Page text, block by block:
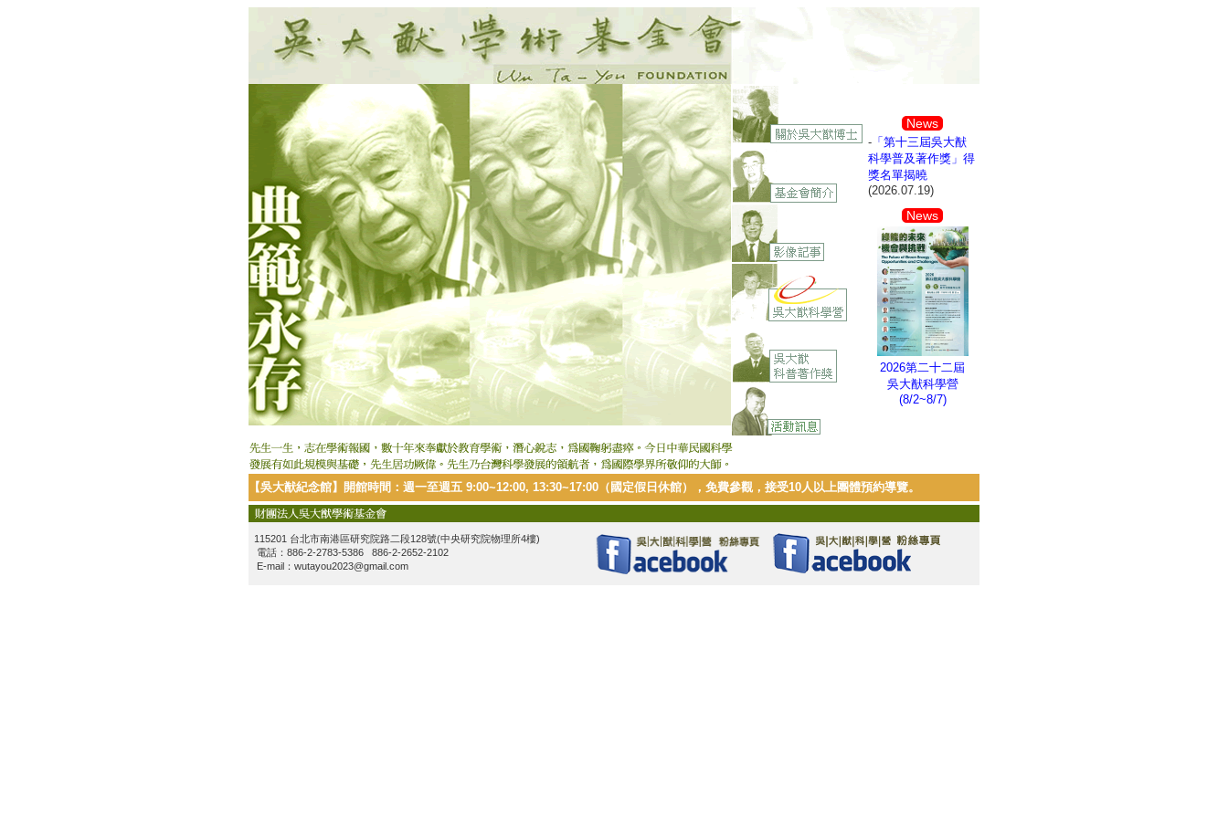
News
- 「第十三屆吳大猷
科學普及著作獎」得
獎名單揭曉
(2026.07.19)
News
2026第二十二屆
吳大猷科學營
(8/2~8/7)
【吳大猷紀念館】開館時間：週一至週五 9:00~12:00, 13:30~17:00（國定假日休館），免費參觀，接受10人以上團體預約導覽。
115201 台北市南港區研究院路二段128號(中央研究院物理所4樓)
電話：886-2-2783-5386 886-2-2652-2102
E-mail：wutayou2023@gmail.com